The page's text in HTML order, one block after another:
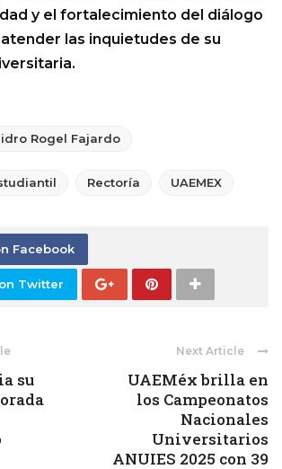
y el fortalecimiento del diálogo
las inquietudes de su
Rogel Fajardo
Rectoría UAEMEX
Facebook
Twitter
su
Next Article
UAEMéx brilla en
los Campeonatos
Nacionales
Universitarios
ANUIES 2025 con 39